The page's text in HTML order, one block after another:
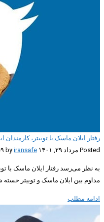
رفتار ایلان ماسک با توییتر،
Posted مرداد ۲۹, ۱۴۰۱ in ۱۱:۵۹ by
iransafe
مداوم بین ایلان ماسک و توییتر
ادامه مطلب